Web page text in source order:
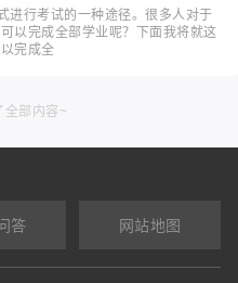
进行考试的一种途径。很多人对于
以完成全部学业呢？下面我将就这
完成全
全部内容~
答 网站地图